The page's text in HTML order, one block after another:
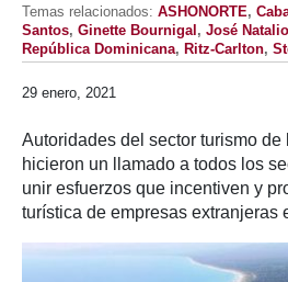
Temas relacionados: ASHONORTE,
Santos, Ginette Bournigal , José
República Dominicana, Ritz-Carlton,
29 enero, 2021
Autoridades del sector turismo
hicieron un llamado a todos los
unir esfuerzos que incentiven y
turística de empresas extranjeras